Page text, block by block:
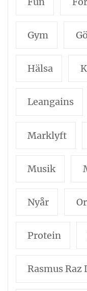
Gym
Hälsa
Leangains
Marklyft
Musik
Nyår
Protein
Rasmus